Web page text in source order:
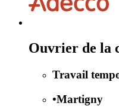
Ouvrier de la
Travail
•Martigny